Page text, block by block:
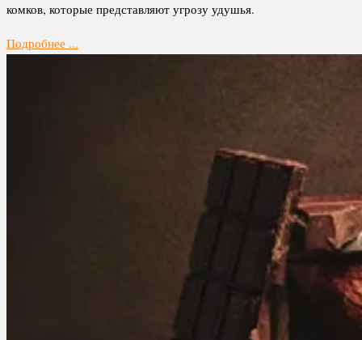
комков, которые представляют угрозу удушья.
Подробнее ...